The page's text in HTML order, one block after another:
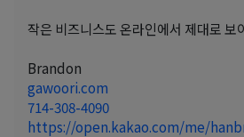
작은 비즈니스도 온라인에서 제대로 보
Brandon
gawoori.com
714-308-4090
https://open.kakao.com/me/